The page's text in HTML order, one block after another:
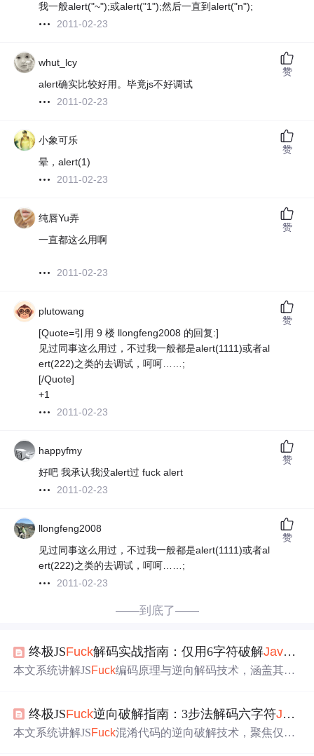
我一般alert("~");或alert("1");然后一直到alert("n");
2011-02-23
whut_lcy
alert确实比较好用。毕竟js不好调试
2011-02-23
赞
小象可乐
晕，alert(1)
2011-02-23
赞
纯唇Yu弄
一直都这么用啊
2011-02-23
赞
plutowang
[Quote=引用 9 楼 llongfeng2008 的回复:]
见过同事这么用过，不过我一般都是alert(1111)或者al
ert(222)之类的去调试，呵呵……;
[/Quote]
+1
2011-02-23
赞
happyfmy
好吧 我承认我没alert过 fuck alert
2011-02-23
赞
llongfeng2008
见过同事这么用过，不过我一般都是alert(1111)或者al
ert(222)之类的去调试，呵呵……;
2011-02-23
赞
——到底了——
终极JSFuck解码实战指南：仅用6字符破解JavaScript
本文系统讲解JSFuck编码原理与逆向解码技术，涵盖其仅
命令行工具fuck.js和网页版解码器的使用；结合实战案例
演示隐藏消息破解流程，并总结核心文件、调试技巧、安
终极JSFuck逆向破解指南：3步法解码六字符JavaScript
本文系统讲解JSFuck混淆代码的逆向破解技术，聚焦仅含